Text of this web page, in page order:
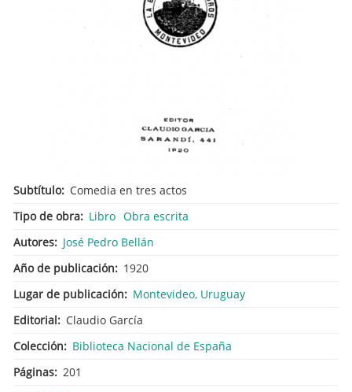
Subtítulo
Comedia en tres actos
Tipo de obra
Libro Obra escrita
Autores
José Pedro Bellán
Año de publicación
1920
Lugar de publicación
Montevideo, Uruguay
Editorial
Claudio García
Colección
Biblioteca Nacional de España
Páginas
201